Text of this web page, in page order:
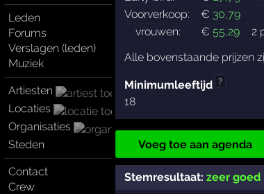
Leden
Forums
Verslagen (leden)
Muziek
Artiesten
Locaties
Organisaties
Steden
Contact
Crew
Voorverkoop:
€ 30,79
vrouwen:
€ 55,29
2
Alle bovenstaande prijzen
Minimumleeftijd ?
18
Voeg toe aan agenda
Stemresultaat: zeer goed